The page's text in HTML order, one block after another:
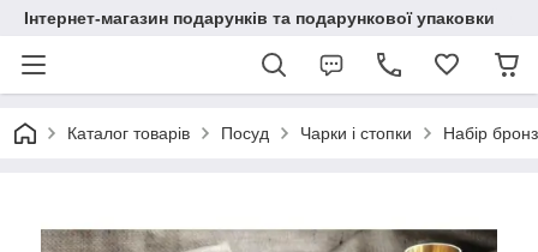
Інтернет-магазин подарунків та подарункової упаковки
Каталог товарів Посуд Чарки і стопки Набір